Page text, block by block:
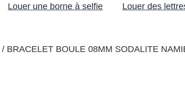
Louer une borne à selfie Louer des
/ BRACELET BOULE 08MM SODALITE